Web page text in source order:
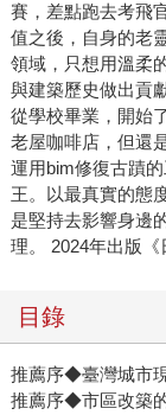
賽，差點跑去考飛
值之後，自身的老
領域，只想用溫柔
與建築歷史做出貢
從學校畢業，開始
老屋咖啡店，但還
運用bim修復古蹟
王。以最真實的態
是堅持去影響身邊
理。 2024年出版《
目錄
推薦序◆臺灣城市
推薦序◆市區改築